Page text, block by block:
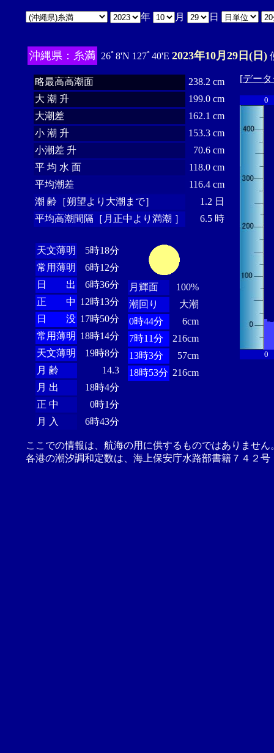
年 月 日
沖縄県：糸満 26ﾟ8'N 127ﾟ40'E 2023年10月29日(日)
略最高高潮面
238.2 cm
大 潮 升
199.0 cm
大潮差
162.1 cm
小 潮 升
153.3 cm
小潮差 升
70.6 cm
平 均 水 面
118.0 cm
平均潮差
116.4 cm
潮 齢［朔望より大潮まで］
1.2 日
平均高潮間隔［月正中より満潮 ］
6.5 時
天文薄明
5時18分
常用薄明
6時12分
日 出
6時36分
正 中 12時13分
日 没 17時50分
常用薄明 18時14分
天文薄明
19時8分
月 齢
14.3
月 出
18時4分
正 中
0時1分
月 入
6時43分
月輝面
100%
潮回り
大潮
0時44分
6cm
7時11分
216cm
13時3分
57cm
18時53分 216cm
[デー
0
0
ここでの情報は、航海の用に供するものではありませ
各港の潮汐調和定数は、海上保安庁水路部書籍７４２